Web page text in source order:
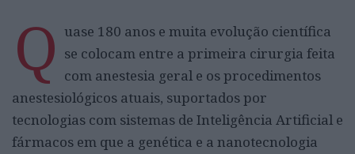
Q uase 180 anos e muita evolução científica
se colocam entre a primeira cirurgia feita
com anestesia geral e os procedimentos
anestesiológicos atuais, suportados por
tecnologias com sistemas de Inteligência Artificial e
fármacos em que a genética e a nanotecnologia